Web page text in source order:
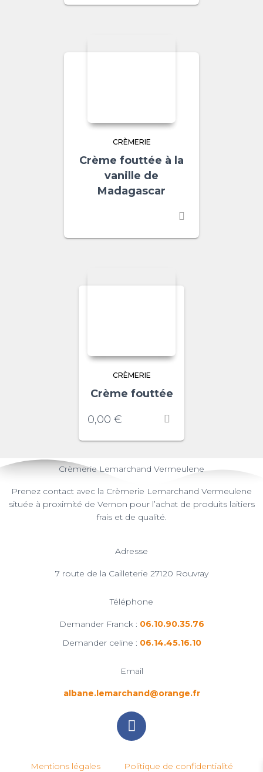
CRÈMERIE
Crème fouttée à la
vanille de
Madagascar
CRÈMERIE
Crème fouttée
0,00 €
Crèmerie Lemarchand Vermeulene
Prenez contact avec la Crèmerie Lemarchand Vermeulene
située à proximité de Vernon pour l’achat de produits laitiers
frais et de qualité.
Adresse
7 route de la Cailleterie 27120 Rouvray
Téléphone
Demander Franck : 06.10.90.35.76
Demander celine : 06.14.45.16.10
Email
albane.lemarchand@orange.fr
Mentions légales Politique de confidentialité